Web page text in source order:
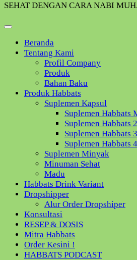
SEHAT DENGAN CARA NABI
Beranda
Tentang Kami
Profil Company
Produk
Bahan Baku
Produk Habbats
Suplemen Kapsul
Suplemen Habbats
Suplemen Habbats
Suplemen Habbats
Suplemen Habbats
Suplemen Minyak
Minuman Sehat
Madu
Habbats Drink Variant
Dropshipper
Alur Order Dropshiper
Konsultasi
RESEP & DOSIS
Mitra Habbats
Order Kesini !
HABBATS PODCAST